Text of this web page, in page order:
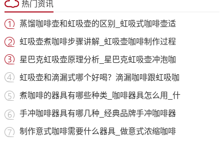
热门资讯
蒸馏咖啡壶和虹吸壶的区别_虹吸式咖啡壶适
虹吸壶煮咖啡步骤讲解_虹吸壶咖啡制作过程
星巴克虹吸壶原理分析_星巴克虹吸壶冲泡咖
虹吸壶和滴漏式哪个好喝？滴漏咖啡跟虹吸咖
煮咖啡的器具有哪些种类_咖啡器具怎么用_什
手冲咖啡器具有哪几种_经典品牌手冲咖啡器
制作意式咖啡需要什么器具_做意式浓缩咖啡